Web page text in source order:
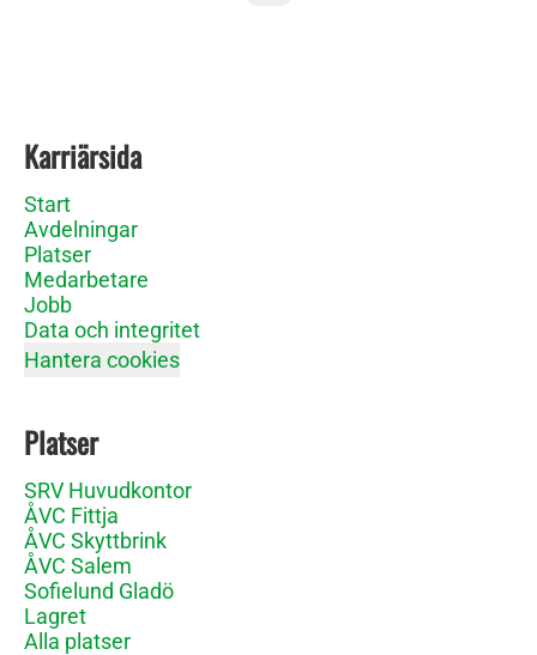
Karriärsida
Start
Avdelningar
Platser
Medarbetare
Jobb
Data och integritet
Hantera cookies
Platser
SRV Huvudkontor
ÅVC Fittja
ÅVC Skyttbrink
ÅVC Salem
Sofielund Gladö
Lagret
Alla platser